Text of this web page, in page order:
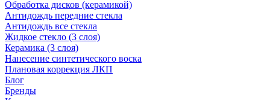
Обработка дисков (керамикой)
Антидождь передние стекла
Антидождь все стекла
Жидкое стекло (3 слоя)
Керамика (3 слоя)
Нанесение синтетического воска
Плановая коррекция ЛКП
Блог
Бренды